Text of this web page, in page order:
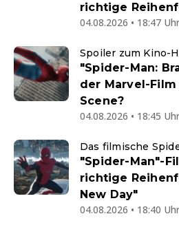
richtige
04.08.2026 • 18:47 Uhr
Spoiler zum Kino-
"Spider-Man:
der Marvel-
Scene?
04.08.2026 • 18:45 Uhr
Das filmische
"Spider-Man"-
richtige
New Day"
04.08.2026 • 18:40 Uhr